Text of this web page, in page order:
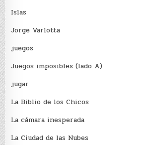
Islas
Jorge Varlotta
juegos
Juegos imposibles (lado A)
jugar
La Biblio de los Chicos
La cámara inesperada
La Ciudad de las Nubes